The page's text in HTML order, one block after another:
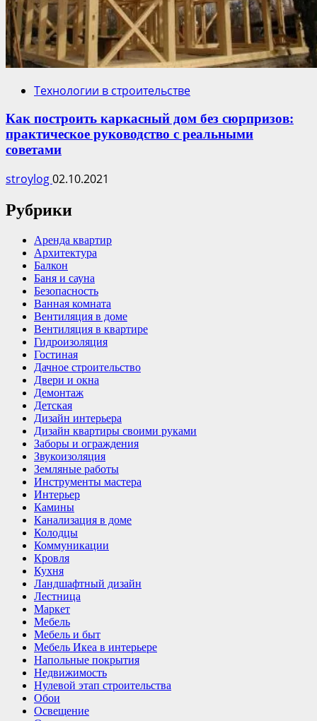
Технологии в строительстве
Как построить каркасный дом без сюрпризов:
практическое руководство с реальными
советами
stroylog02.10.2021
Рубрики
Аренда квартир
Архитектура
Балкон
Баня и сауна
Безопасность
Ванная комната
Вентиляция в доме
Вентиляция в квартире
Гидроизоляция
Гостиная
Дачное строительство
Двери и окна
Демонтаж
Детская
Дизайн интерьера
Дизайн квартиры своими руками
Заборы и ограждения
Звукоизоляция
Земляные работы
Инструменты мастера
Интерьер
Камины
Канализация в доме
Колодцы
Коммуникации
Кровля
Кухня
Ландшафтный дизайн
Лестница
Маркет
Мебель
Мебель и быт
Мебель Икеа в интерьере
Напольные покрытия
Недвижимость
Нулевой этап строительства
Обои
Освещение